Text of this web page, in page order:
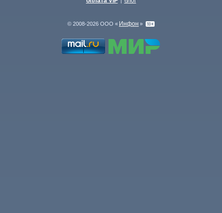
© 2008-2026 ООО « Инфон »